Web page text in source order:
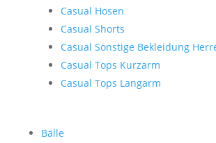
Casual Hosen
Casual Shorts
Casual Sonstige Bekleidung
Casual Tops Kurzarm
Casual Tops Langarm
Bälle